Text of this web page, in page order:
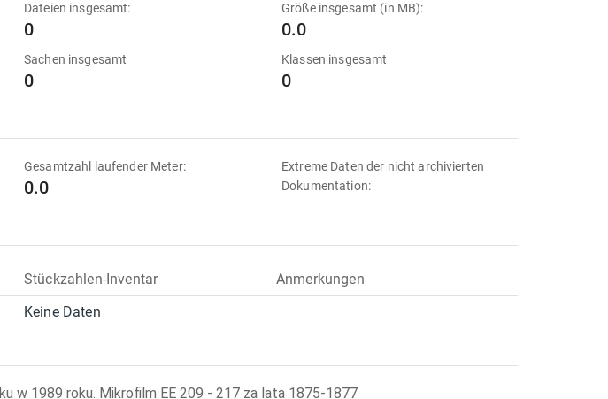
Dateien insgesamt:
0
Größe insgesamt (in MB):
0.0
Sachen insgesamt
0
Klassen insgesamt
0
Gesamtzahl laufender Meter:
0.0
Extreme Daten der nicht archivierten
Dokumentation:
Stückzahlen-Inventar
Anmerkungen
Keine Daten
w 1989 roku. Mikrofilm EE 209 - 217 za lata 1875-1877